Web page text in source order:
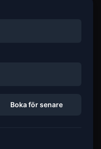
Boka för senare